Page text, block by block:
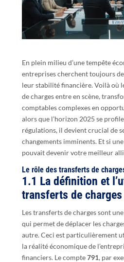
En plein milieu d’une tempête
entreprises cherchent toujours
leur stabilité financière. Voilà où
de charges entre en scène,
comptables complexes en
alors que l’horizon 2025 se
régulations, il devient crucial de
changements imminents. Et si
pouvait devenir votre meilleur
Le rôle des transferts de
1.1 La définition et
transferts de charges
Les transferts de charges sont
qui permet de déplacer les
autre. Ceci est particulièrement
la réalité économique de
financiers. Le compte791, par